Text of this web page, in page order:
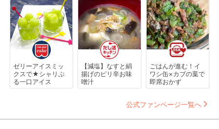
ゼリーアイスミッ
クスで★シャリぷ
る一口アイス
【減塩】なすと絹
揚げのピリ辛お味
噌汁
ごはんが進む！イ
ワシ缶×カブの葉で
即席おかず
公式ファンページ一覧へ